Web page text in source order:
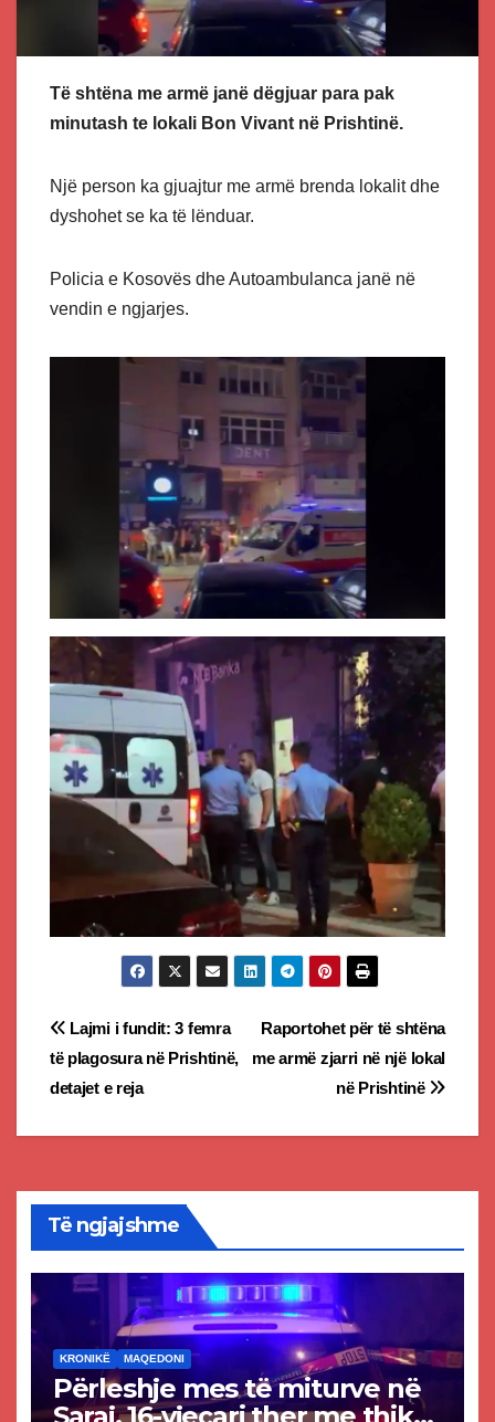
Të shtëna me armë janë dëgjuar para pak
minutash te lokali Bon Vivant në Prishtinë.
Një person ka gjuajtur me armë brenda lokalit dhe
dyshohet se ka të lënduar.
Policia e Kosovës dhe Autoambulanca janë në
vendin e ngjarjes.
Post
navigation
Raportohet për të shtëna
me armë zjarri në një lokal
në Prishtinë
Lajmi i fundit: 3 femra
të plagosura në Prishtinë,
detajet e reja
Të ngjajshme
KRONIKË MAQEDONI
Përleshje mes të miturve në